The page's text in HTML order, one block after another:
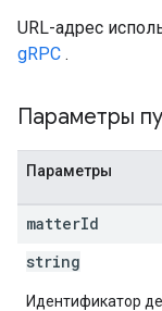
URL-адрес
gRPC .
Параметры
Параметры
matterId
string
Идентификатор